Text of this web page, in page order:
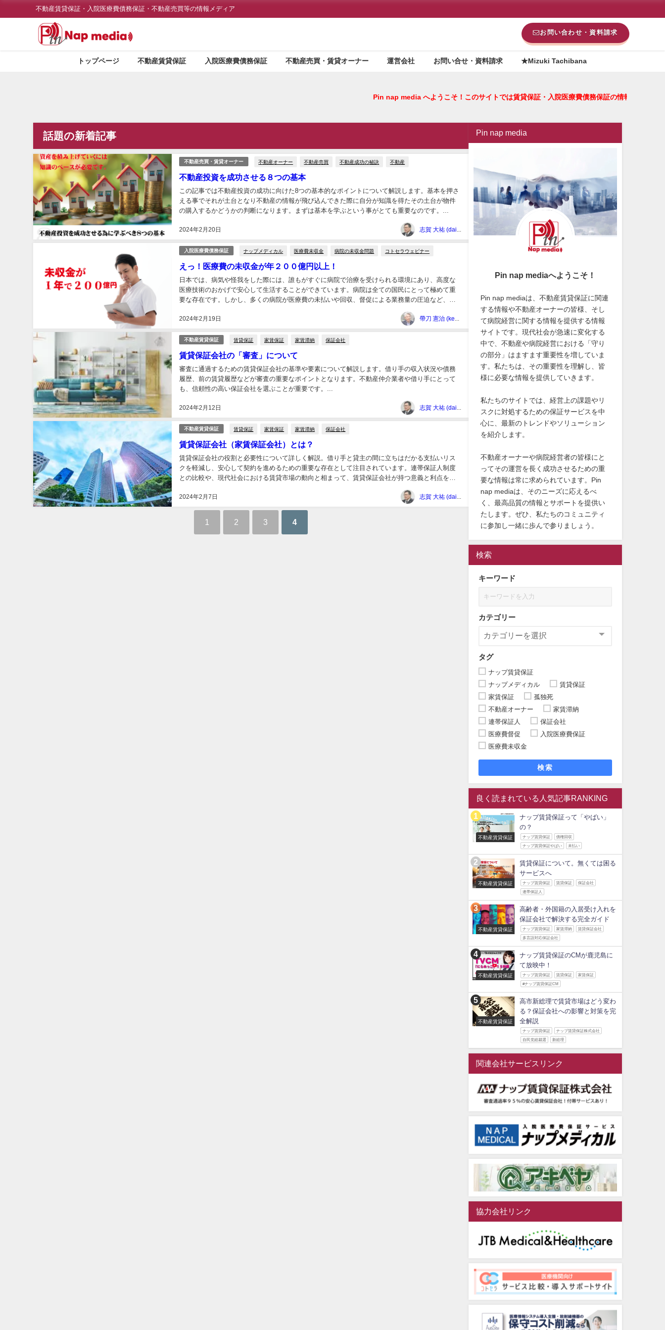
不動産賃貸保証・入院医療費債務保証・不動産売買等の情報メディア
お問い合わせ・資料請求
トップページ 不動産賃貸保証 入院医療費債務保証 不動産売買・賃貸オーナー 運営会社 お問い合せ・資料請求 ★Mizuki Tachibana
Pin nap media へようこそ！このサイトでは賃貸保証・入院医療費債務保証の情報に関わ
話題の新着記事
不動産売買・賃貸オーナー 不動産オーナー 不動産売買 不動産成功の秘訣 不動産
不動産投資を成功させる８つの基本
2024年2月20日
この記事では不動産投資の成功に向けた8つの基本的なポイントについて解説します。基本を押さ
える事でそれが土台となり不動産の情報が飛び込んできた際に自分が知識を得たその土台が物件
の購入するかどうかの判断になります。まずは基本を学ぶという事がとても重要なのです。...
入院医療費債務保証 ナップメディカル 医療費未収金 病院の未収金問題 コトセラウェビナー
えっ！医療費の未収金が年２００億円以上！
2024年2月19日
日本では、病気や怪我をした際には、誰もがすぐに病院で治療を受けられる環境にあり、高度な
医療技術のおかげで安心して生活することができています。病院は全ての国民にとって極めて重
要な存在です。しかし、多くの病院が医療費の未払いや回収、督促による業務量の圧迫など、経
不動産賃貸保証 賃貸保証 家賃保証 家賃滞納 保証会社
賃貸保証会社の「審査」について
2024年2月12日
審査に通過するための賃貸保証会社の基準や要素について解説します。借り手の収入状況や債務
履歴、前の賃貸履歴などが審査の重要なポイントとなります。不動産仲介業者や借り手にとって
も、信頼性の高い保証会社を選ぶことが重要です。...
不動産賃貸保証 賃貸保証 家賃保証 家賃滞納 保証会社
賃貸保証会社（家賃保証会社）とは？
2024年2月7日
賃貸保証会社の役割と必要性について詳しく解説。借り手と貸主の間に立ちはだかる支払いリス
クを軽減し、安心して契約を進めるための重要な存在として注目されています。連帯保証人制度
との比較や、現代社会における賃貸市場の動向と相まって、賃貸保証会社が持つ意義と利点を考
1 2 3 4
Pin nap media
Pin nap mediaへようこそ！
Pin nap mediaは、不動産賃貸保証に関連
する情報や不動産オーナーの皆様、そし
て病院経営に関する情報を提供する情報
サイトです。現代社会が急速に変化する
中で、不動産や病院経営における「守り
の部分」はますます重要性を増していま
す。私たちは、その重要性を理解し、皆
様に必要な情報を提供していきます。
私たちのサイトでは、経営上の課題やリ
スクに対処するための保証サービスを中
心に、最新のトレンドやソリューション
を紹介します。
不動産オーナーや病院経営者の皆様にと
ってその運営を長く成功させるための重
要な情報は常に求められています。Pin
nap mediaは、そのニーズに応えるべ
く、最高品質の情報とサポートを提供い
たします。ぜひ、私たちのコミュニティ
に参加し一緒に歩んで参りましょう。
検索
キーワード
カテゴリー
タグ
ナップ賃貸保証
ナップメディカル
賃貸保証
家賃保証
孤独死
不動産オーナー
家賃滞納
連帯保証人
保証会社
医療費督促
入院医療費保証
医療費未収金
検索
良く読まれている人気記事RANKING
不動産賃貸保証
ナップ賃貸保証って「やばい」
の？
ナップ賃貸保証 債権回収
ナップ賃貸保証やばい 未払い
不動産賃貸保証
賃貸保証について。無くては困る
サービスへ
ナップ賃貸保証 賃貸保証 保証会社
連帯保証人
不動産賃貸保証
高齢者・外国籍の入居受け入れを
保証会社で解決する完全ガイド
ナップ賃貸保証 家賃滞納 賃貸保証会社
多言語対応保証会社
不動産賃貸保証
ナップ賃貸保証のCMが鹿児島に
て放映中！
ナップ賃貸保証 賃貸保証 家賃保証
#ナップ賃貸保証CM
不動産賃貸保証
高市新総理で賃貸市場はどう変わ
る？保証会社への影響と対策を完
全解説
ナップ賃貸保証 ナップ賃貸保証株式会社
自民党総裁選 新総理
関連会社サービスリンク
協力会社リンク